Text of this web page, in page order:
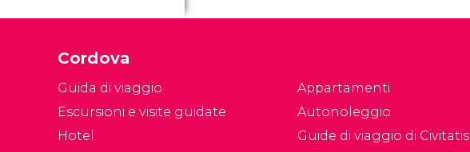
Cordova
Guida di viaggio
Escursioni e visite guidate
Hotel
Appartamenti
Autonoleggio
Guide di viaggio di Civitatis